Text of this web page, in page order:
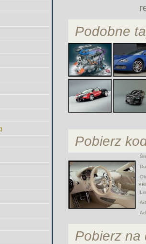
Podobne
Pobierz
Pobierz na